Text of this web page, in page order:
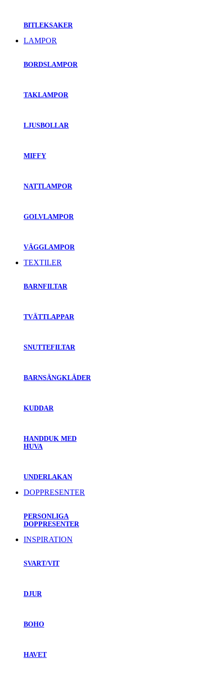
BITLEKSAKER
LAMPOR
BORDSLAMPOR
TAKLAMPOR
LJUSBOLLAR
MIFFY
NATTLAMPOR
GOLVLAMPOR
VÄGGLAMPOR
TEXTILER
BARNFILTAR
TVÄTTLAPPAR
SNUTTEFILTAR
BARNSÄNGKLÄDER
KUDDAR
HANDDUK MED
HUVA
UNDERLAKAN
DOPPRESENTER
PERSONLIGA
DOPPRESENTER
INSPIRATION
SVART/VIT
DJUR
BOHO
HAVET